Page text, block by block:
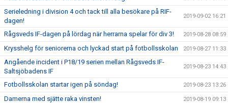
Serieledning i division 4 och tack till alla besökare på RIF-
dagen!
2019-09-02 16:21
Rågsveds IF-dagen på lördag när herrarna spelar för div 3! 2019-08-28 08:59
Krysshelg för seniorerna och lyckad start på fotbollsskolan 2019-08-27 11:33
Angående incident i P18/19 serien mellan Rågsveds IF-
Saltsjöbadens IF
2019-08-23 14:43
Fotbollsskolan startar igen på söndag! 2019-08-23 13:26
Damerna med sjätte raka vinsten! 2019-08-19 09:13